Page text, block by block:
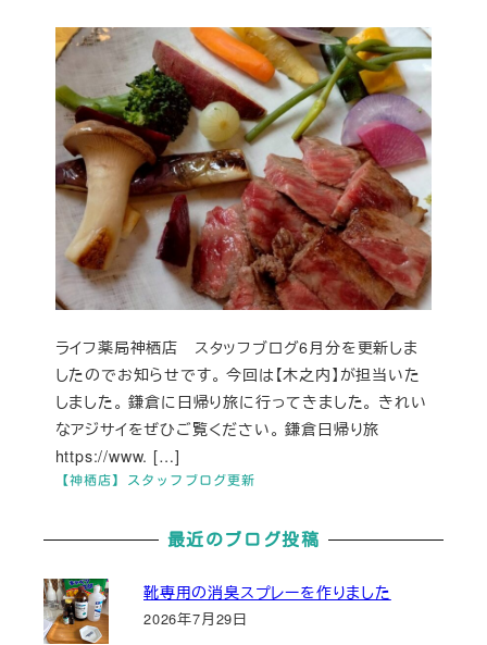
【神栖店】スタッフブログ更新
ライフ薬局神栖店 スタッフブログ6月分を更新しま
したのでお知らせです。 今回は【木之内】が担当いた
しました。 鎌倉に日帰り旅に行ってきました。 きれい
なアジサイをぜひご覧ください。 鎌倉日帰り旅
https://www. […]
最近のブログ投稿
靴専用の消臭スプレーを作りました
2026年7月29日